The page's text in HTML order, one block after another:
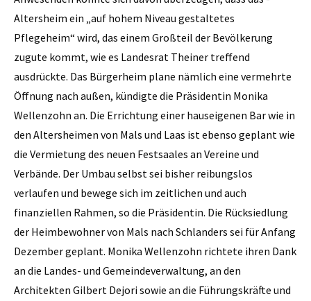
Altersheim ein „auf hohem Niveau gestaltetes
Pflegeheim“ wird, das einem Großteil der Bevölkerung
zugute kommt, wie es Landesrat Theiner treffend
ausdrückte. Das Bürgerheim plane nämlich eine vermehrte
Öffnung nach außen, kündigte die Präsidentin Monika
Wellenzohn an. Die Errichtung einer hauseigenen Bar wie in
den Altersheimen von Mals und Laas ist ebenso geplant wie
die Vermietung des neuen Festsaales an Vereine und
Verbände. Der Umbau selbst sei bisher reibungslos
verlaufen und bewege sich im zeitlichen und auch
finanziellen Rahmen, so die Präsidentin. Die Rücksiedlung
der Heimbewohner von Mals nach Schlanders sei für Anfang
Dezember geplant. Monika Wellenzohn richtete ihren Dank
an die Landes- und Gemeindeverwaltung, an den
Architekten Gilbert Dejori sowie an die Führungskräfte und